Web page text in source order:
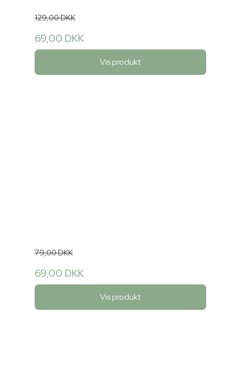
129,00 DKK
69,00 DKK
Vis produkt
79,00 DKK
69,00 DKK
Vis produkt